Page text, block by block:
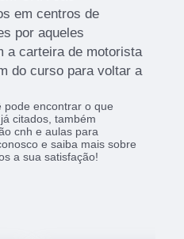
em centros de
por aqueles
a carteira de motorista
do curso para voltar a
pode encontrar o que
citados, também
cnh e aulas para
e saiba mais sobre
a sua satisfação!